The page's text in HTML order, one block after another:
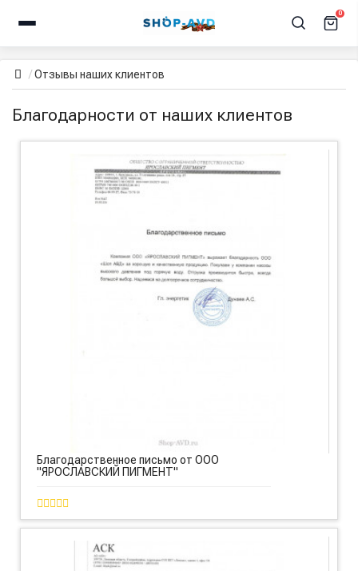
0
Отзывы наших клиентов
Благодарности от наших клиентов
Благодарственное письмо от ООО
"ЯРОСЛАВСКИЙ ПИГМЕНТ"